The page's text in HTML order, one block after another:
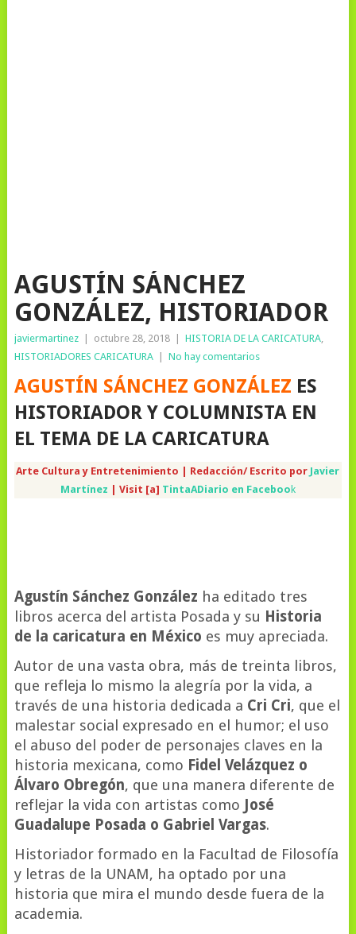
AGUSTÍN SÁNCHEZ
GONZÁLEZ, HISTORIADOR
javiermartinez octubre 28, 2018 HISTORIA DE LA CARICATURA,
HISTORIADORES CARICATURA
No hay comentarios
AGUSTÍN SÁNCHEZ GONZÁLEZ ES
HISTORIADOR Y COLUMNISTA EN
EL TEMA DE LA CARICATURA
Arte Cultura y Entretenimiento | Redacción/ Escrito por Javier
Martínez | Visit [a] TintaADiario en Faceboo k
Agustín Sánchez González ha editado tres
libros acerca del artista Posada y su Historia
de la caricatura en México es muy apreciada.
Autor de una vasta obra, más de treinta libros,
que refleja lo mismo la alegría por la vida, a
través de una historia dedicada a Cri Cri, que el
malestar social expresado en el humor; el uso
el abuso del poder de personajes claves en la
historia mexicana, como Fidel Velázquez o
Álvaro Obregón, que una manera diferente de
reflejar la vida con artistas como
José
Guadalupe Posada o Gabriel Vargas.
Historiador formado en la Facultad de Filosofía
y letras de la UNAM, ha optado por una
historia que mira el mundo desde fuera de la
academia.